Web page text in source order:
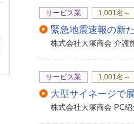
サービス業 1,001名～
緊急地震速報の新
株式会社大塚商会 介護
サービス業 1,001名～
大型サイネージで
株式会社大塚商会 PC紹